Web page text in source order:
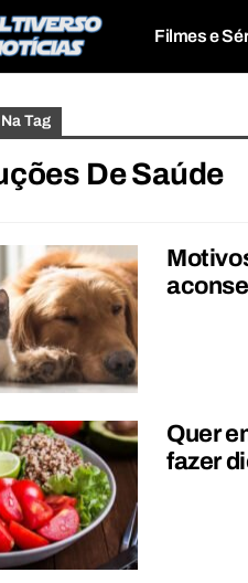
Filmes e
Tag
De Saúde
Quer
fazer